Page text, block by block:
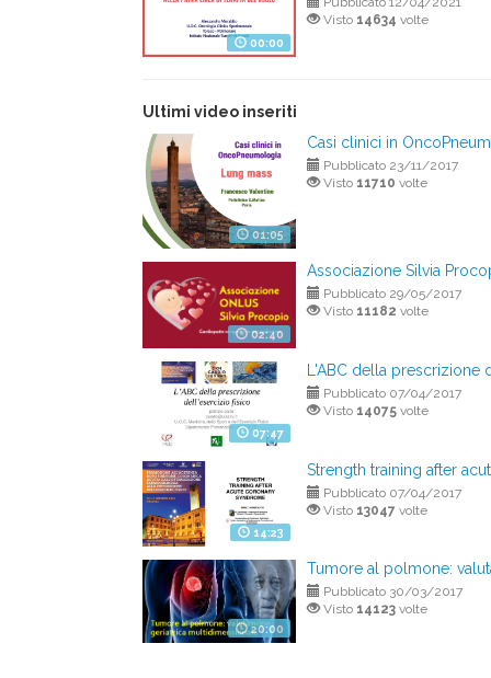
00:00
Visto 14634 volte
Ultimi video inseriti
01:05
Casi clinici in
Pubblicato 23/11/2017
Visto 11710 volte
02:40
Associazione Silvia
Pubblicato 29/05/2017
Visto 11182 volte
07:47
L'ABC della
Pubblicato 07/04/2017
Visto 14075 volte
14:23
Strength training after
Pubblicato 07/04/2017
Visto 13047 volte
20:00
Tumore al polmone:
Pubblicato 30/03/2017
Visto 14123 volte